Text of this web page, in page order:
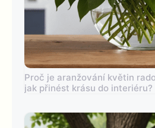
Proč je aranžování květin
jak přinést krásu do interiéru?